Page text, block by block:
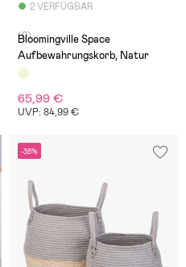
2 VERFÜGBAR
(0)
Bloomingville Space
Aufbewahrungskorb, Natur
65,99 €
UVP: 84,99 €
-38%